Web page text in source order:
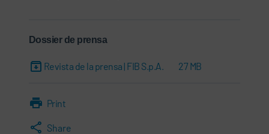
Dossier de prensa
Revista de la prensa | FIB S.p.A. 27 MB
Print
Share